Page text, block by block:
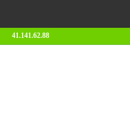
41.141.62.88